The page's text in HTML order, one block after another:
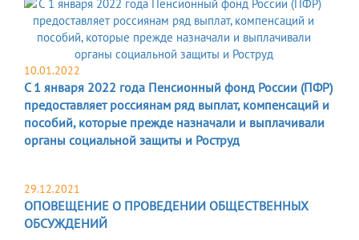
10.01.2022
С 1 января 2022 года Пенсионный фонд России (ПФР)
предоставляет россиянам ряд выплат, компенсаций и
пособий, которые прежде назначали и выплачивали
органы социальной защиты и Роструд
29.12.2021
ОПОВЕЩЕНИЕ О ПРОВЕДЕНИИ ОБЩЕСТВЕННЫХ
ОБСУЖДЕНИЙ